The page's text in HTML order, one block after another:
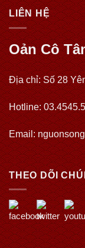
LIÊN HỆ
Oản Cô
Địa chỉ: Số 28
Hotline:
Email:
THEO DÕI